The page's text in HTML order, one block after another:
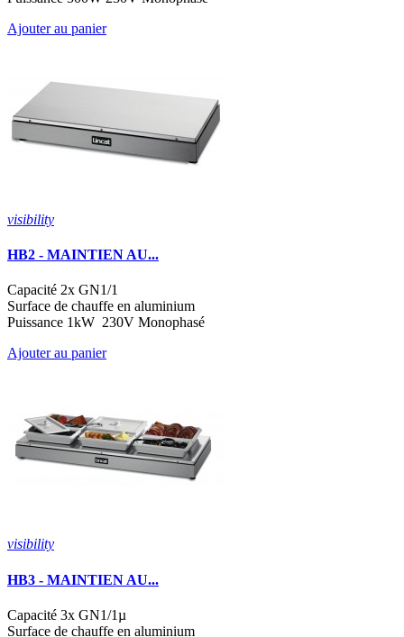
Ajouter au panier
visibility
HB2 - MAINTIEN AU...
Capacité 2x GN1/1
Surface de chauffe en aluminium
Puissance 1kW 230V Monophasé
Ajouter au panier
visibility
HB3 - MAINTIEN AU...
Capacité 3x GN1/1µ
Surface de chauffe en aluminium